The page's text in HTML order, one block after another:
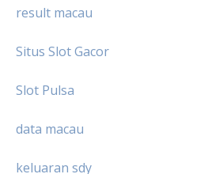
result macau
Situs Slot Gacor
Slot Pulsa
data macau
keluaran sdy